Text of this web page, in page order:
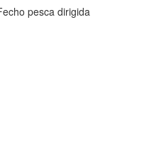
pesca dirigida